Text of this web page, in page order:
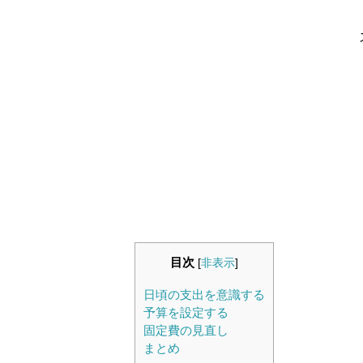
目次 [非表示]
日頃の支出を意識する
予算を設定する
固定費の見直し
まとめ